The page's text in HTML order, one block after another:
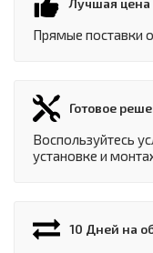
Лучшая цена
Прямые поставки
Готовое
Воспользуйтесь
установке и
10 Дней на